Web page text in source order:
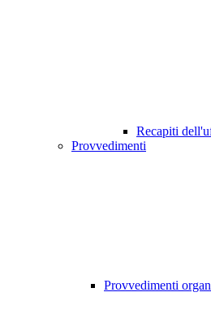
Recapiti
Provvedimenti
Provvedimenti